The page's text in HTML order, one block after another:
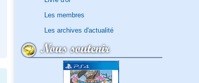
Les membres
Les archives d'actualité
Nous soutenir